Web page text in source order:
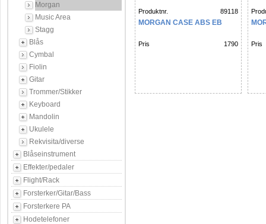
Morgan
Music Area
Stagg
Blås
Cymbal
Fiolin
Gitar
Trommer/Stikker
Keyboard
Mandolin
Ukulele
Rekvisita/diverse
Blåseinstrument
Effekter/pedaler
Flight/Rack
Forsterker/Gitar/Bass
Forsterkere PA
Hodetelefoner
Produktnr. 89118
MORGAN CASE ABS EB
Pris 1790 Pris